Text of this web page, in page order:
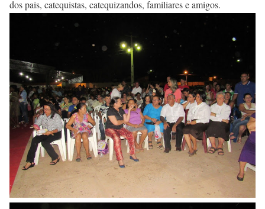
dos pais, catequistas, catequizandos, familiares e amigos.